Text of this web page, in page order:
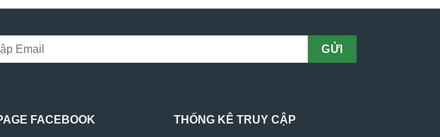
FACEBOOK THỐNG KÊ TRUY CẬP